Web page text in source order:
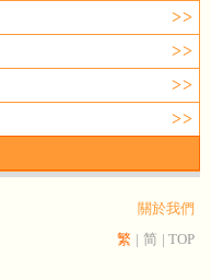
>>
>>
>>
>>
關於我們
繁 | 简 | TOP